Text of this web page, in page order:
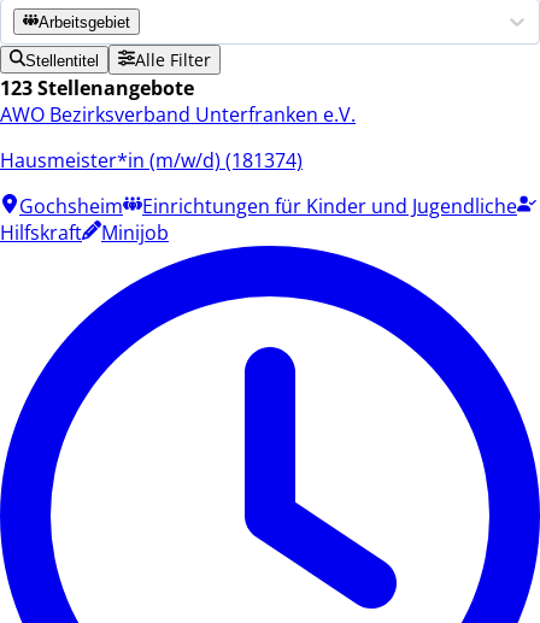
Arbeitsgebiet
Stellentitel Alle Filter
123 Stellenangebote
AWO Bezirksverband Unterfranken e.V.
Hausmeister*in (m/w/d) (181374)
Gochsheim
Einrichtungen für Kinder und Jugendliche
Hilfskraft
Minijob